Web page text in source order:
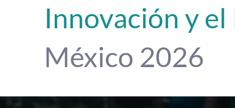
Innovación y
México 2026